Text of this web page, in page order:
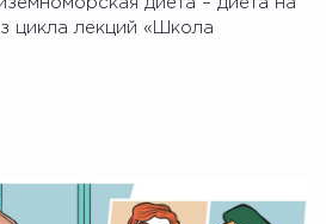
диета – диета на
цикла лекций «Школа